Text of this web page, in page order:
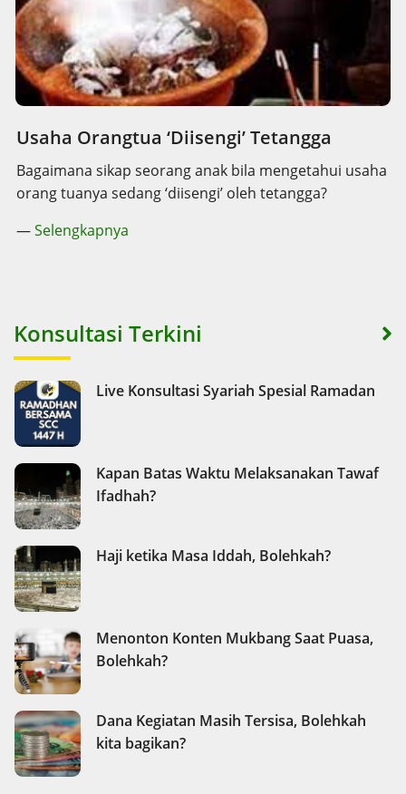
Usaha Orangtua ‘Diisengi’ Tetangga
Bagaimana sikap seorang anak bila mengetahui usaha
orang tuanya sedang ‘diisengi’ oleh tetangga?
—Selengkapnya
Konsultasi Terkini
Live Konsultasi Syariah Spesial Ramadan
Kapan Batas Waktu Melaksanakan Tawaf
Ifadhah?
Haji ketika Masa Iddah, Bolehkah?
Menonton Konten Mukbang Saat Puasa,
Bolehkah?
Dana Kegiatan Masih Tersisa, Bolehkah
kita bagikan?